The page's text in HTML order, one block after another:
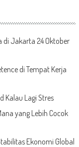
di Jakarta 24 Oktober
di Tempat Kerja
Kalau Lagi Stres
yang Lebih Cocok
Ekonomi Global